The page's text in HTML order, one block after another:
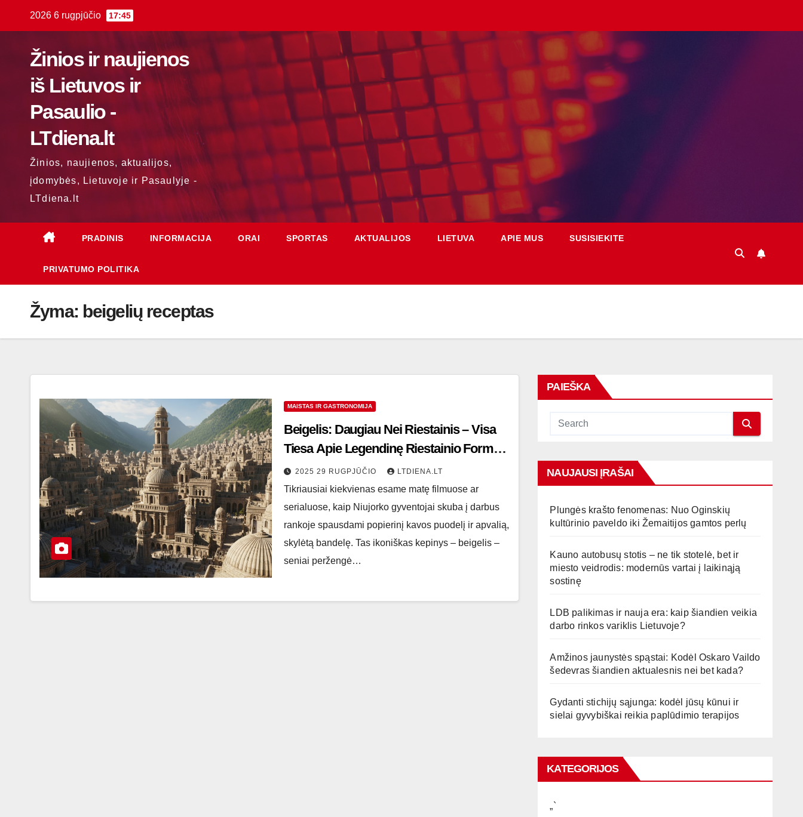
2026 6 rugpjūčio 17:45
Žinios ir naujienos
iš Lietuvos ir
Pasaulio -
LTdiena.lt
Žinios, naujienos, aktualijos,
įdomybės, Lietuvoje ir Pasaulyje -
LTdiena.lt
PRADINIS INFORMACIJA ORAI SPORTAS AKTUALIJOS LIETUVA APIE MUS SUSISIEKITE
PRIVATUMO POLITIKA
Žyma: beigelių receptas
MAISTAS IR GASTRONOMIJA
Beigelis: Daugiau Nei Riestainis – Visa
Tiesa Apie Legendinę Riestainio Formos
Duonelę
2025 29 RUGPJŪČIO LTDIENA.LT
Tikriausiai kiekvienas esame matę filmuose ar
serialuose, kaip Niujorko gyventojai skuba į darbus
rankoje spausdami popierinį kavos puodelį ir apvalią,
skylėtą bandelę. Tas ikoniškas kepinys – beigelis –
seniai peržengė…
PAIEŠKA
NAUJAUSI ĮRAŠAI
Plungės krašto fenomenas: Nuo Oginskių
kultūrinio paveldo iki Žemaitijos gamtos perlų
Kauno autobusų stotis – ne tik stotelė, bet ir
miesto veidrodis: modernūs vartai į laikinąją
sostinę
LDB palikimas ir nauja era: kaip šiandien veikia
darbo rinkos variklis Lietuvoje?
Amžinos jaunystės spąstai: Kodėl Oskaro Vaildo
šedevras šiandien aktualesnis nei bet kada?
Gydanti stichijų sąjunga: kodėl jūsų kūnui ir
sielai gyvybiškai reikia paplūdimio terapijos
KATEGORIJOS
„`